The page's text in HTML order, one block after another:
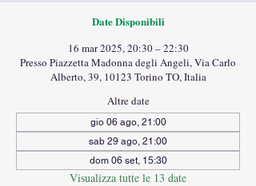
Date Disponibili
16 mar 2025, 20:30 – 22:30
Presso Piazzetta Madonna degli Angeli, Via Carlo
Alberto, 39, 10123 Torino TO, Italia
Altre date
gio 06 ago, 21:00
sab 29 ago, 21:00
dom 06 set, 15:30
Visualizza tutte le 13 date